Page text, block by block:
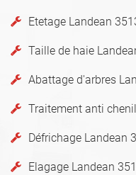
Etetage Landean
Taille de haie
Abattage d'arbres
Traitement anti
Défrichage Landean
Elagage Landean